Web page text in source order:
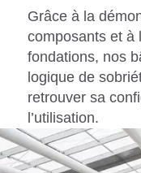
Grâce à la
composants et à
fondations, nos
logique de
retrouver sa
l’utilisation.